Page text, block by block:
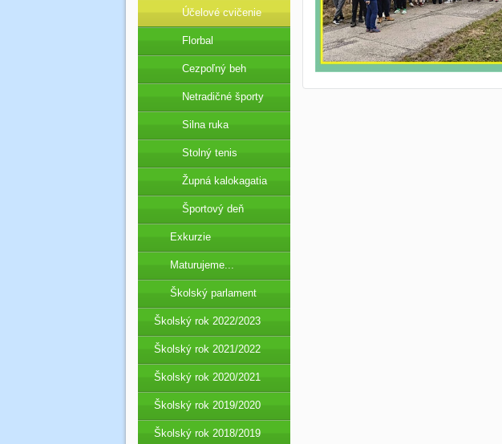
Účelové cvičenie
Florbal
Cezpoľný beh
Netradičné športy
Silna ruka
Stolný tenis
Župná kalokagatia
Športový deň
Exkurzie
Maturujeme...
Školský parlament
Školský rok 2022/2023
Školský rok 2021/2022
Školský rok 2020/2021
Školský rok 2019/2020
Školský rok 2018/2019